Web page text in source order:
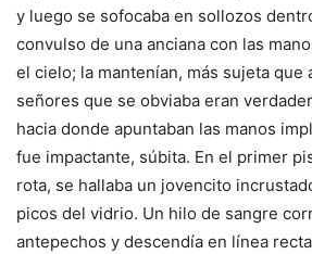
y luego se sofocaba en sollozos
convulso de una anciana con las
el cielo; la mantenían, más sujeta que
señores que se obviaba eran
hacia donde apuntaban las manos
fue impactante, súbita. En el primer
rota, se hallaba un jovencito
picos del vidrio. Un hilo de sangre
antepechos y descendía en línea